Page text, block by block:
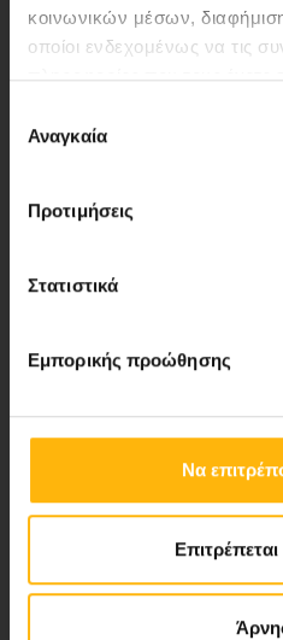
κοινωνικών μέσων,
οποίοι ενδεχομένως να τις
πληροφορίες που τους έχετε
των υπηρεσιών τους.
συγκατάθεσης
Αναγκαία
Προτιμήσεις
Στατιστικά
Εμπορικής προώθησης
Να
151 23 Μαρούσι, Αθήνα
Email:
Νέα - Δελτία Τύπου
Medical Directory